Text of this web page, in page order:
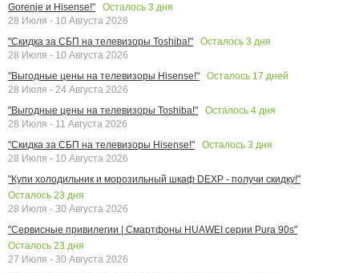
Gorenje и Hisense!"
Осталось 3 дня
28 Июля - 10 Августа 2026
"Скидка за СБП на телевизоры Toshiba!"
Осталось 3 дня
28 Июля - 10 Августа 2026
"Выгодные цены на телевизоры Hisense!"
Осталось 17 дней
28 Июля - 24 Августа 2026
"Выгодные цены на телевизоры Toshiba!"
Осталось 4 дня
28 Июля - 11 Августа 2026
"Скидка за СБП на телевизоры Hisense!"
Осталось 3 дня
28 Июля - 10 Августа 2026
"Купи холодильник и морозильный шкаф DEXP - получи скидку!"
Осталось 23 дня
28 Июля - 30 Августа 2026
"Сервисные привилегии | Смартфоны HUAWEI серии Pura 90s"
Осталось 23 дня
27 Июля - 30 Августа 2026